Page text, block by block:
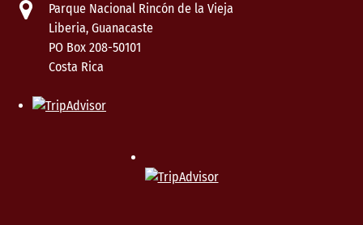
Parque Nacional Rincón de la Vieja
Liberia, Guanacaste
PO Box 208-50101
Costa Rica